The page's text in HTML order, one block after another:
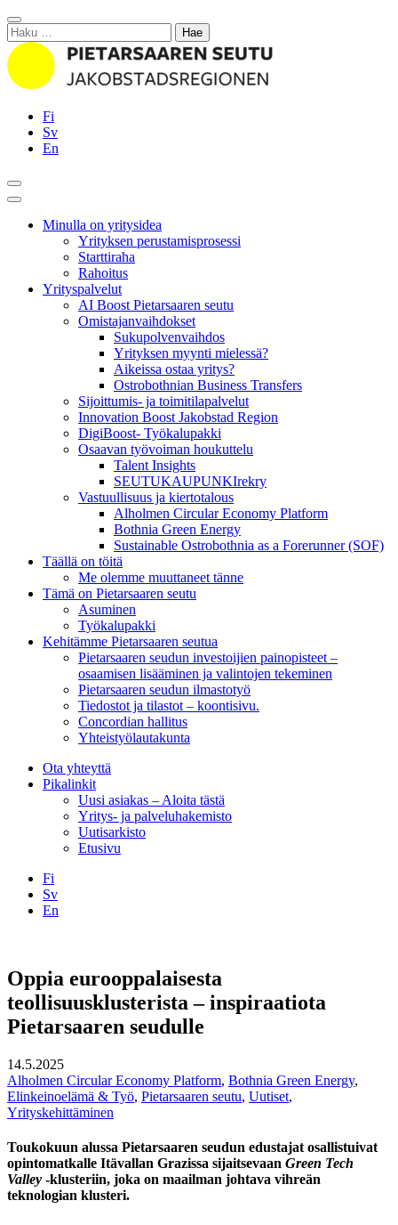
Siirry
sisältöön
Sulje
Haku:
Fi
Sv
En
Hae
Päävalikko
Minulla on yritysidea
Yrityksen perustamisprosessi
Starttiraha
Rahoitus
Yrityspalvelut
AI Boost Pietarsaaren seutu
Omistajanvaihdokset
Sukupolvenvaihdos
Yrityksen myynti mielessä?
Aikeissa ostaa yritys?
Ostrobothnian Business Transfers
Sijoittumis- ja toimitilapalvelut
Innovation Boost Jakobstad Region
DigiBoost- Työkalupakki
Osaavan työvoiman houkuttelu
Talent Insights
SEUTUKAUPUNKIrekry
Vastuullisuus ja kiertotalous
Alholmen Circular Economy Platform
Bothnia Green Energy
Sustainable Ostrobothnia as a Forerunner (SOF)
Täällä on töitä
Me olemme muuttaneet tänne
Tämä on Pietarsaaren seutu
Asuminen
Työkalupakki
Kehitämme Pietarsaaren seutua
Pietarsaaren seudun investoijien painopisteet –
osaamisen lisääminen ja valintojen tekeminen
Pietarsaaren seudun ilmastotyö
Tiedostot ja tilastot – koontisivu.
Concordian hallitus
Yhteistyölautakunta
Ota yhteyttä
Pikalinkit
Uusi asiakas – Aloita tästä
Yritys- ja palveluhakemisto
Uutisarkisto
Etusivu
Fi
Sv
En
Oppia eurooppalaisesta
teollisuusklusterista – inspiraatiota
Pietarsaaren seudulle
14.5.2025
Alholmen Circular Economy Platform, Bothnia Green Energy,
Elinkeinoelämä & Työ, Pietarsaaren seutu, Uutiset,
Yrityskehittäminen
Toukokuun alussa Pietarsaaren seudun edustajat osallistuivat
opintomatkalle Itävallan Grazissa sijaitsevaan Green Tech
Valley -klusteriin, joka on maailman johtava vihreän
teknologian klusteri.